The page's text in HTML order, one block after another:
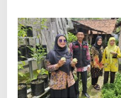
Nasional Purbalingga